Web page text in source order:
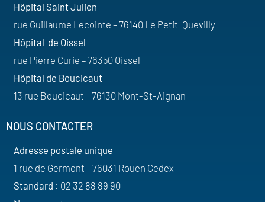
Hôpital Saint Julien
rue Guillaume Lecointe – 76140 Le Petit-Quevilly
Hôpital de Oissel
rue Pierre Curie – 76350 Oissel
Hôpital de Boucicaut
13 rue Boucicaut – 76130 Mont-St-Aignan
NOUS CONTACTER
Adresse postale unique
1 rue de Germont – 76031 Rouen Cedex
Standard : 02 32 88 89 90